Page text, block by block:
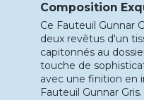
Composition
Ce Fauteuil Gunnar
deux revêtus d'un
capitonnés au
touche de
avec une finition en
Fauteuil Gunnar Gris.